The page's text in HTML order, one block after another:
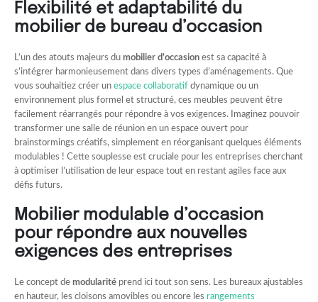
Flexibilité et adaptabilité du
mobilier de bureau d’occasion
L’un des atouts majeurs du mobilier d’occasion est sa capacité à
s’intégrer harmonieusement dans divers types d’aménagements. Que
vous souhaitiez créer un espace collaboratif dynamique ou un
environnement plus formel et structuré, ces meubles peuvent être
facilement réarrangés pour répondre à vos exigences. Imaginez pouvoir
transformer une salle de réunion en un espace ouvert pour
brainstormings créatifs, simplement en réorganisant quelques éléments
modulables ! Cette souplesse est cruciale pour les entreprises cherchant
à optimiser l’utilisation de leur espace tout en restant agiles face aux
défis futurs.
Mobilier modulable d’occasion
pour répondre aux nouvelles
exigences des entreprises
Le concept de modularité prend ici tout son sens. Les bureaux ajustables
en hauteur, les cloisons amovibles ou encore les rangements